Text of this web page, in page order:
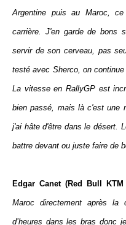
Argentine puis au Maroc,
carrière. J'en garde de bons
servir de son cerveau, pas
testé avec Sherco, on
La vitesse en RallyGP est
bien passé, mais là c'est une
j'ai hâte d'être dans le désert.
battre devant ou juste faire de
Edgar Canet (Red Bull
Maroc directement après la
d’heures dans les bras donc